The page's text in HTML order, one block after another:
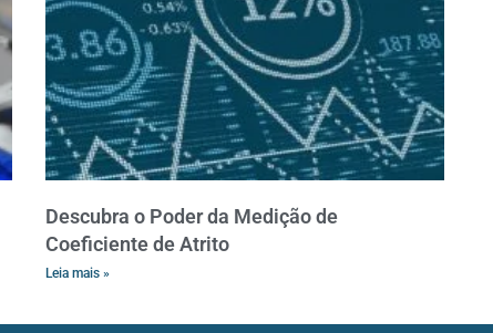
Descubra o Poder da Medição de
Coeficiente de Atrito
Leia mais »